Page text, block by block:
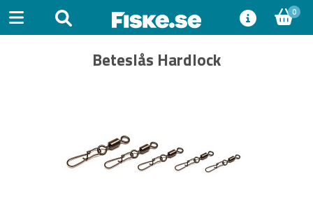
0
Beteslås Hardlock
Previous